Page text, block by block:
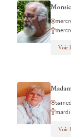
Voir
Voir